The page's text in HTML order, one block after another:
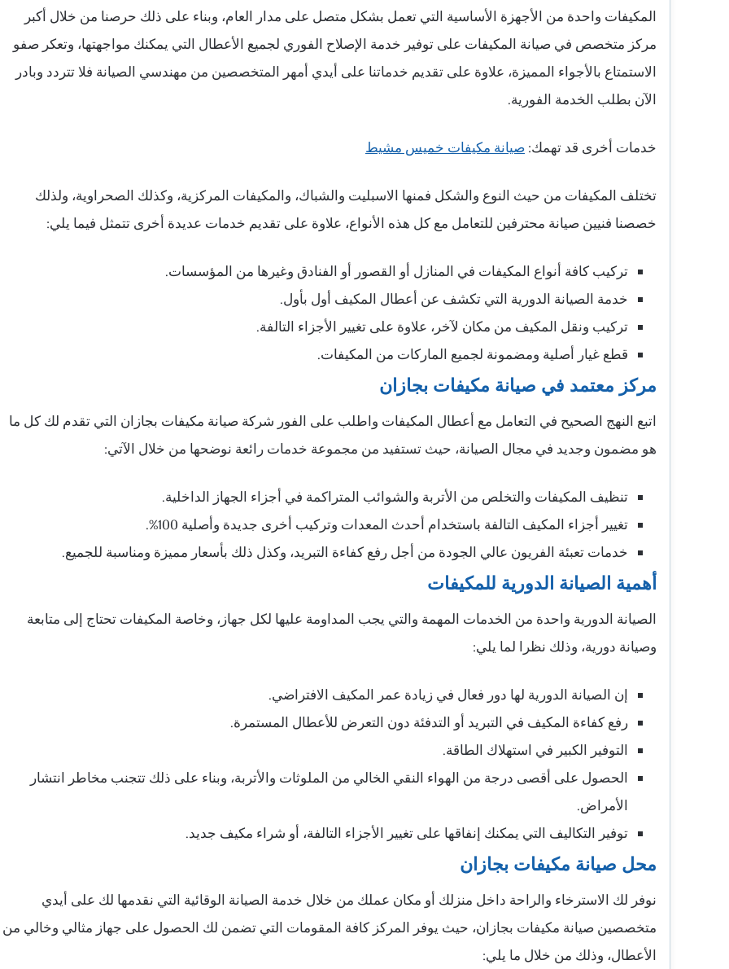
المكيفات واحدة من الأجهزة الأساسية التي تعمل بشكل متصل على مدار العام، وبناء على ذلك حرصنا من خلال أكبر
مركز متخصص في صيانة المكيفات على توفير خدمة الإصلاح الفوري لجميع الأعطال التي يمكنك مواجهتها، وتعكر صفو
الاستمتاع بالأجواء المميزة، علاوة على تقديم خدماتنا على أيدي أمهر المتخصصين من مهندسي الصيانة فلا تتردد وبادر
الآن بطلب الخدمة الفورية.
خدمات أخرى قد تهمك:صيانة مكيفات خميس مشيط
تختلف المكيفات من حيث النوع والشكل فمنها الاسبليت والشباك، والمكيفات المركزية، وكذلك الصحراوية، ولذلك
خصصنا فنيين صيانة محترفين للتعامل مع كل هذه الأنواع، علاوة على تقديم خدمات عديدة أخرى تتمثل فيما يلي:
تركيب كافة أنواع المكيفات في المنازل أو القصور أو الفنادق وغيرها من المؤسسات.
خدمة الصيانة الدورية التي تكشف عن أعطال المكيف أول بأول.
تركيب ونقل المكيف من مكان لآخر، علاوة على تغيير الأجزاء التالفة.
قطع غيار أصلية ومضمونة لجميع الماركات من المكيفات.
مركز معتمد في صيانة مكيفات بجازان
اتبع النهج الصحيح في التعامل مع أعطال المكيفات واطلب على الفور شركة صيانة مكيفات بجازان التي تقدم لك كل ما
هو مضمون وجديد في مجال الصيانة، حيث تستفيد من مجموعة خدمات رائعة نوضحها من خلال الآتي:
تنظيف المكيفات والتخلص من الأتربة والشوائب المتراكمة في أجزاء الجهاز الداخلية.
تغيير أجزاء المكيف التالفة باستخدام أحدث المعدات وتركيب أخرى جديدة وأصلية 100%.
خدمات تعبئة الفريون عالي الجودة من أجل رفع كفاءة التبريد، وكذل ذلك بأسعار مميزة ومناسبة للجميع.
أهمية الصيانة الدورية للمكيفات
الصيانة الدورية واحدة من الخدمات المهمة والتي يجب المداومة عليها لكل جهاز، وخاصة المكيفات تحتاج إلى متابعة
وصيانة دورية، وذلك نظرا لما يلي:
إن الصيانة الدورية لها دور فعال في زيادة عمر المكيف الافتراضي.
رفع كفاءة المكيف في التبريد أو التدفئة دون التعرض للأعطال المستمرة.
التوفير الكبير في استهلاك الطاقة.
الحصول على أقصى درجة من الهواء النقي الخالي من الملوثات والأتربة، وبناء على ذلك تتجنب مخاطر انتشار
الأمراض.
توفير التكاليف التي يمكنك إنفاقها على تغيير الأجزاء التالفة، أو شراء مكيف جديد.
محل صيانة مكيفات بجازان
نوفر لك الاسترخاء والراحة داخل منزلك أو مكان عملك من خلال خدمة الصيانة الوقائية التي نقدمها لك على أيدي
متخصصين صيانة مكيفات بجازان، حيث يوفر المركز كافة المقومات التي تضمن لك الحصول على جهاز مثالي وخالي من
الأعطال، وذلك من خلال ما يلي: